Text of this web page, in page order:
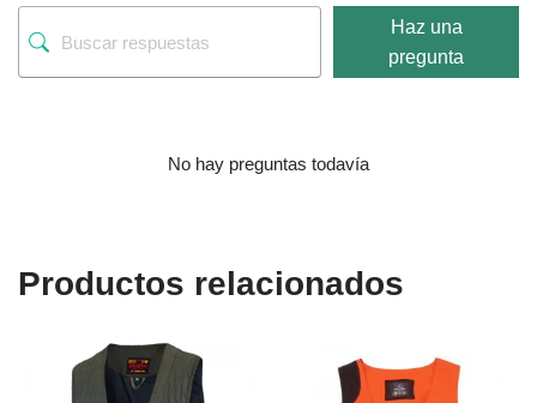
Haz una
pregunta
No hay preguntas todavía
Productos relacionados